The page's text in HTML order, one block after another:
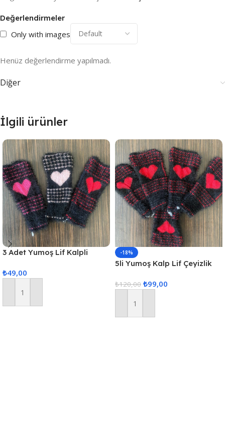
Değerlendirmeler
Only with images
Henüz değerlendirme yapılmadı.
Diğer
İlgili ürünler
3 Adet Yumoş Lif Kalpli
₺49,00
Sepete Ekle
-18%
5li Yumoş Kalp Lif Çeyizlik
₺120,00 ₺99,00
Sepete Ekle